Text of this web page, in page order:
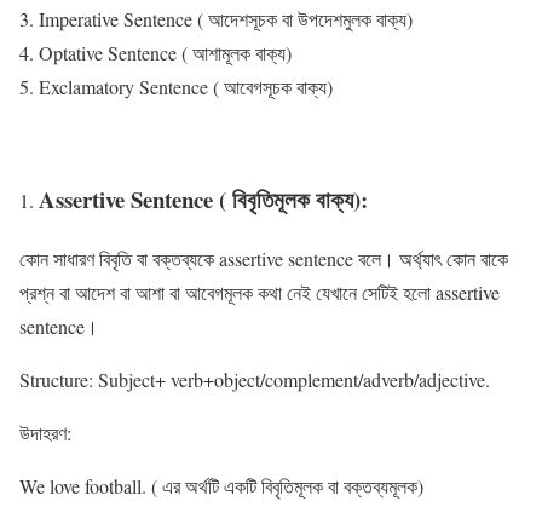
Imperative Sentence ( আদেশসূচক বা উপদেশমুলক বাক্য)
Optative Sentence ( আশামূলক বাক্য)
Exclamatory Sentence ( আবেগসূচক বাক্য)
Assertive Sentence ( বিবৃতিমূলক বাক্য):
কোন সাধারণ বিবৃতি বা বক্তব্যকে assertive sentence বলে। অর্থ্যাৎ কোন বাকে
প্রশ্ন বা আদেশ বা আশা বা আবেগমূলক কথা নেই যেখানে সেটিই হলো assertive
sentence।
Structure: Subject+ verb+object/complement/adverb/adjective.
উদাহরণ:
We love football. ( এর অর্থটি একটি বিবৃতিমূলক বা বক্তব্যমূলক)